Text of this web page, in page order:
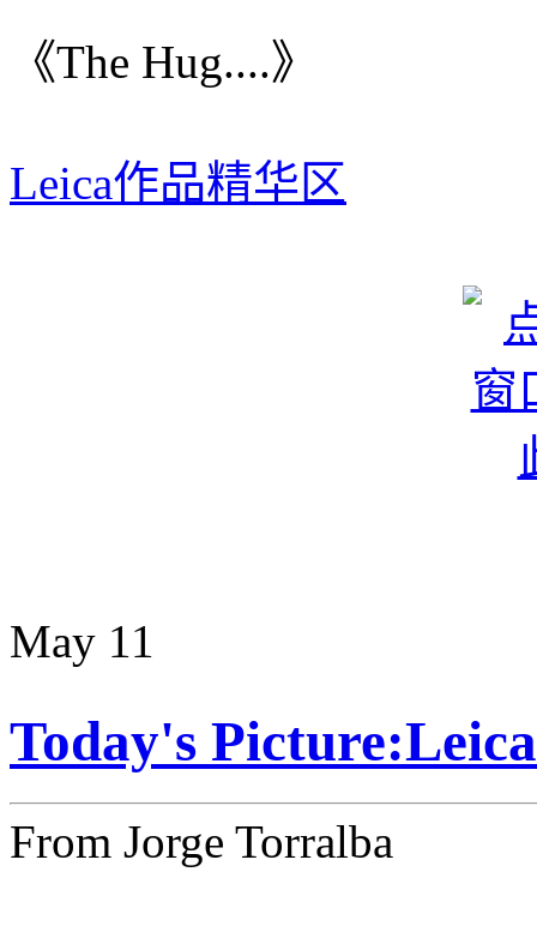
《The Hug....》
Leica作品精华区
May 11
Today's
From Jorge Torralba